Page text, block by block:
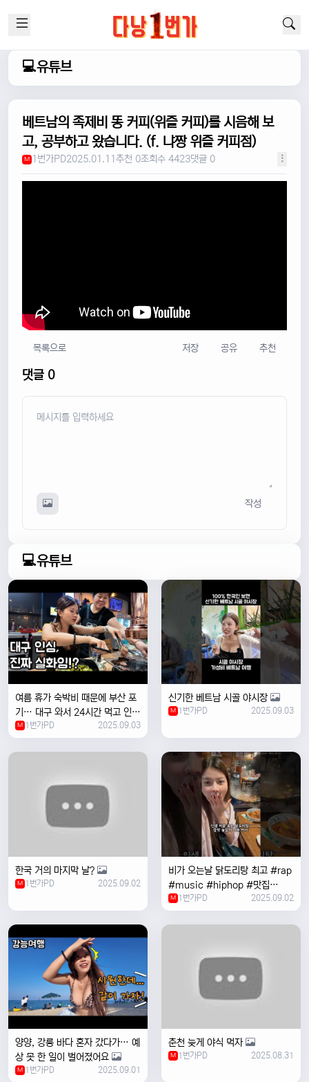
💻유튜브
베트남의 족제비 똥 커피(위즐 커피)를 시음해 보
고, 공부하고 왔습니다. (f. 냐짱 위즐 커피점)
M 1번가PD2025.01.11 추천 0조회수 4423댓글 0
목록으로 저장 공유 추천
댓글 0
작성
💻유튜브
여름 휴가 숙박비 때문에 부산 포
기… 대구 와서 24시간 먹고 인생
위로받았습니다
M 1번가PD 2025.09.03
신기한 베트남 시골 야시장
M 1번가PD 2025.09.03
한국 거의 마지막 날?
M 1번가PD 2025.09.02
비가 오는날 ￼닭도리탕 최고 #rap
#music #hiphop #맛집
#travel #여행 #food ￼
M 1번가PD 2025.09.02
양양, 강릉 바다 혼자 갔다가… 예
상 못 한 일이 벌어졌어요
M 1번가PD 2025.09.01
춘천 늦게 야식 먹자
M 1번가PD 2025.08.31